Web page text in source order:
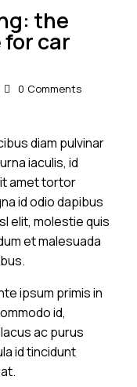
the
car
0 Comments
diam pulvinar
iaculis, id
amet tortor
id odio dapibus
elit, molestie quis
et malesuada
ipsum primis in
id,
ac purus
id tincidunt